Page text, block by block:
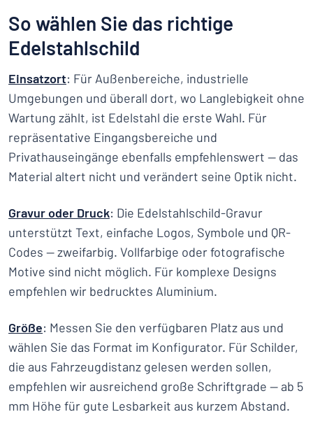
So wählen Sie das richtige
Edelstahlschild
Einsatzort: Für Außenbereiche, industrielle
Umgebungen und überall dort, wo Langlebigkeit ohne
Wartung zählt, ist Edelstahl die erste Wahl. Für
repräsentative Eingangsbereiche und
Privathauseingänge ebenfalls empfehlenswert — das
Material altert nicht und verändert seine Optik nicht.
Gravur oder Druck: Die Edelstahlschild-Gravur
unterstützt Text, einfache Logos, Symbole und QR-
Codes — zweifarbig. Vollfarbige oder fotografische
Motive sind nicht möglich. Für komplexe Designs
empfehlen wir bedrucktes Aluminium.
Größe: Messen Sie den verfügbaren Platz aus und
wählen Sie das Format im Konfigurator. Für Schilder,
die aus Fahrzeugdistanz gelesen werden sollen,
empfehlen wir ausreichend große Schriftgrade — ab 5
mm Höhe für gute Lesbarkeit aus kurzem Abstand.